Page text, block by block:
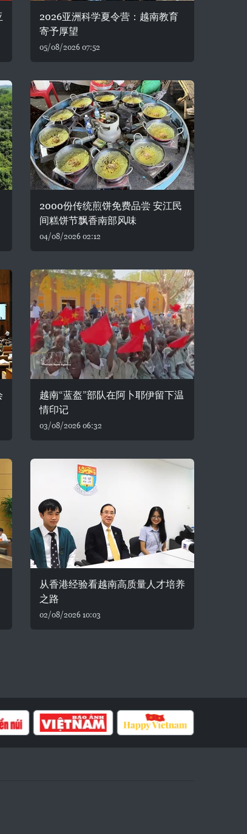
2026亚洲科学夏令营：越南教育
寄予厚望
05/08/2026 07:52
2000份传统煎饼免费品尝 安江民
间糕饼节飘香南部风味
04/08/2026 02:12
越南“蓝盔”部队在阿卜耶伊留下温
情印记
03/08/2026 06:32
从香港经验看越南高质量人才培养
之路
02/08/2026 10:03